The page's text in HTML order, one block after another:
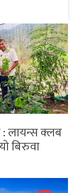
: लायन्स क्लब
बिरुवा